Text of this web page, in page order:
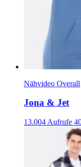
Nähvideo Overall
Jona & Jet
13.004 Aufrufe